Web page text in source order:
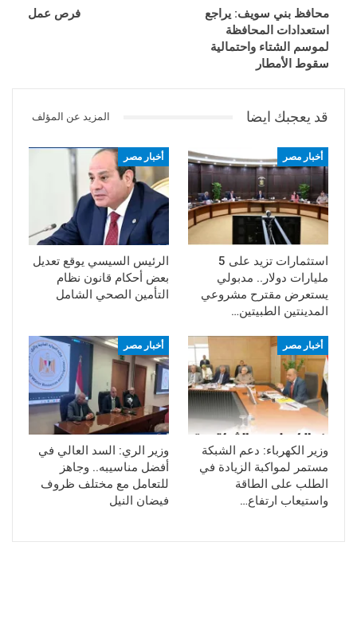
محافظ بني سويف: يراجع
استعدادات المحافظة
لموسم الشتاء واحتمالية
سقوط الأمطار
فرص عمل
قد يعجبك ايضا المزيد عن المؤلف
أخبار مصر
استثمارات تزيد على 5
مليارات دولار.. مدبولي
يستعرض مقترح مشروعي
المدينتين الطبيتين…
أخبار مصر
الرئيس السيسي يوقع تعديل
بعض أحكام قانون نظام
التأمين الصحي الشامل
أخبار مصر
وزير الكهرباء: دعم الشبكة
مستمر لمواكبة الزيادة في
الطلب على الطاقة
واستيعاب ارتفاع…
أخبار مصر
وزير الري: السد العالي في
أفضل مناسيبه.. وجاهز
للتعامل مع مختلف ظروف
فيضان النيل